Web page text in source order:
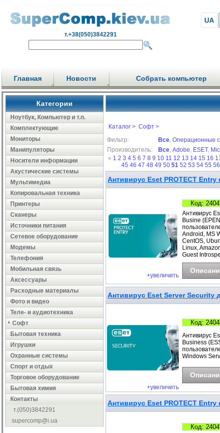
т.+38(050)3842291
UA
Главная Новости Собрать компьютер
Категории
Ноутбук, Компьютер и т.п.
Комплектующие
Мониторы
Манипуляторы
Носители информации
Акустические системы
Мультимедиа
Копировальная техника
Принтеры
Сканеры
Источники питания
Сетевое оборудование
Модемы
Телефония
Мобильная связь
Аксессуары
Расходные материалы
Фото и видео
Теле- и аудиотехника
Софт
Бытовая техника
Игрушки
Охранные системы
Cпорт и отдых
Торговое оборудование
Бытовая химия
Контакты
т.(050)3842291
supercomp@i.ua
Каталог > Софт >
Фильтр:
Все, Операционные
Производитель:
Все, Adobe, ESET,
« 1 2 3 4 5 6 7 8 9 10 11 12 13 14 15 16
45 46 47 48 49 50 51 52 53 54 55
Антивирус Eset PROTECT
+увеличить
Код:
Антивирус
Busine
Android, MS
CentOS,
Linux,
Guest
Антивирус Eset Server Security
+увеличить
Код:
Антивирус
Business
Windows
Антивирус Eset PROTECT
Код: